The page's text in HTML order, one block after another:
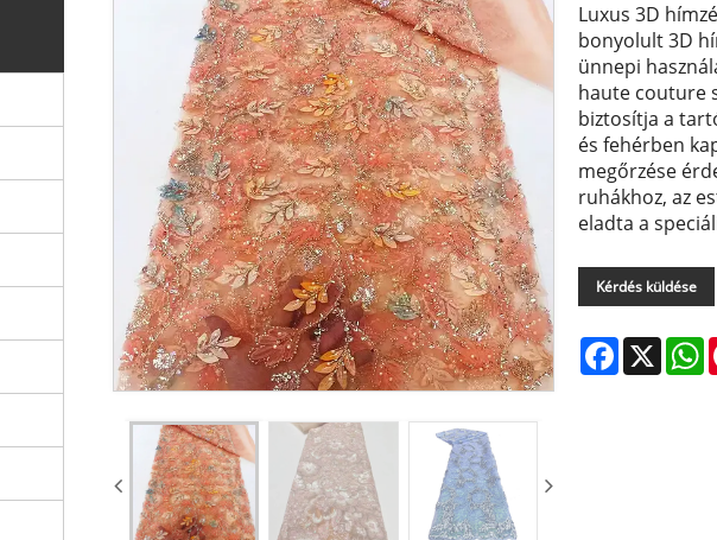
Luxus 3D
bonyolult 3D
ünnepi
haute couture
biztosítja a
és fehérben
megőrzése
ruhákhoz, az
eladta a
Kérdés küldése
Facebook
X